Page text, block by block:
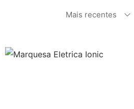
Mais recentes